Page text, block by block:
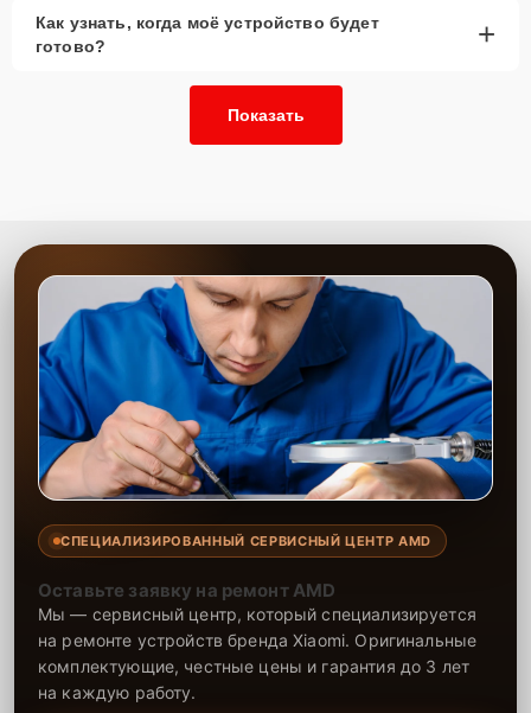
Низкие цены и скидки— доступные услуги для
ремонта цепи питания.
Срочный ремонт— минимальные сроки
выполнения работы.
Доставка и выезд— удобные условия для
ремонта.
Сервисный центр обеспечивает высокое качество ремонта цепи
питания видеокарт. Опытные мастера проводят все работы с
использованием профессионального оборудования, что
гарантирует долговечность и надёжность. Мы стремимся
восстановить стабильную работу вашего устройства, используя
проверенные решения и надёжные комплектующие, что продлит
срок службы техники.
Как узнать, когда моё устройство будет
готово?
+
Показать
СПЕЦИАЛИЗИРОВАННЫЙ СЕРВИСНЫЙ ЦЕНТР AMD
Оставьте заявку на ремонт AMD
Мы — сервисный центр, который специализируется
на ремонте устройств бренда Xiaomi. Оригинальные
комплектующие, честные цены и гарантия до 3 лет
на каждую работу.